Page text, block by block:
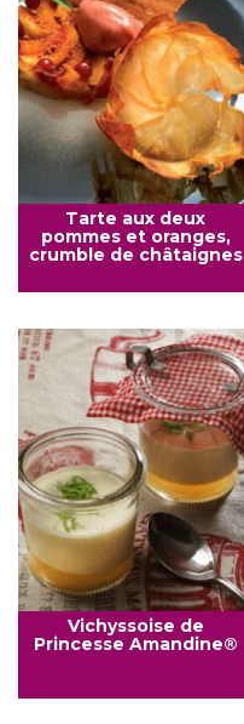
Tarte aux deux
pommes et oranges,
crumble de châtaignes
Vichyssoise de
Princesse Amandine®